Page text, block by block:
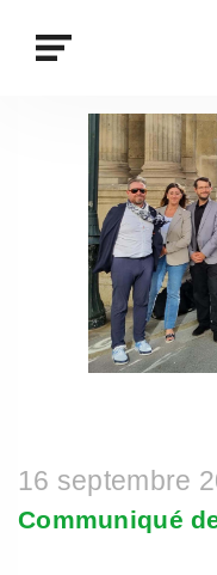
recherche
16 septembre
Communiqué